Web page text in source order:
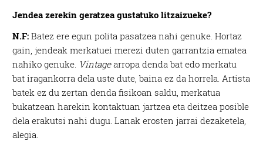
Jendea zerekin geratzea gustatuko litzaizueke?
N.F: Batez ere egun polita pasatzea nahi genuke. Hortaz
gain, jendeak merkatuei merezi duten garrantzia ematea
nahiko genuke. Vintagearropa denda bat edo merkatu
bat iragankorra dela uste dute, baina ez da horrela. Artista
batek ez du zertan denda fisikoan saldu, merkatua
bukatzean harekin kontaktuan jartzea eta deitzea posible
dela erakutsi nahi dugu. Lanak erosten jarrai dezaketela,
alegia.